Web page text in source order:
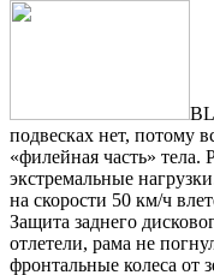
подвесках нет, потому
«филейная часть» тела.
экстремальные
на скорости 50 км/ч
Защита заднего
отлетели, рама не
фронтальные колеса